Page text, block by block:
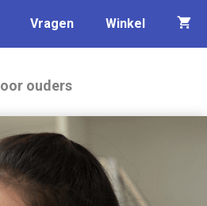
Vragen Winkel
ouders